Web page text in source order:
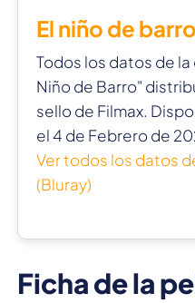
El niño de
Todos los datos de
Niño de Barro"
sello de Filmax.
el 4 de Febrero de
Ver todos los datos
(Bluray)
Ficha de la